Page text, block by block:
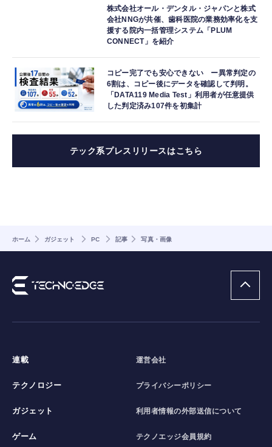
株式会社オール・デンタル・ジャパンと株式
会社NNGが共催、歯科医院の業務効率化を支
援する院内一括管理システム「PLUM
CONNECT」を紹介
コピー完了でも安心できない ー異常判定の
6割は、コピー後にデータを確認して判明。
「DATA119 Media Test」利用者が任意提供
した判定済み107件を初集計
テック系プレスリリースはこちら
ホーム ガジェット PC 記事 写真・画像
連載
テクノロジー
ガジェット
ゲーム
運営会社
プライバシーポリシー
利用者情報の外部送信について
テクノエッジ会員規約